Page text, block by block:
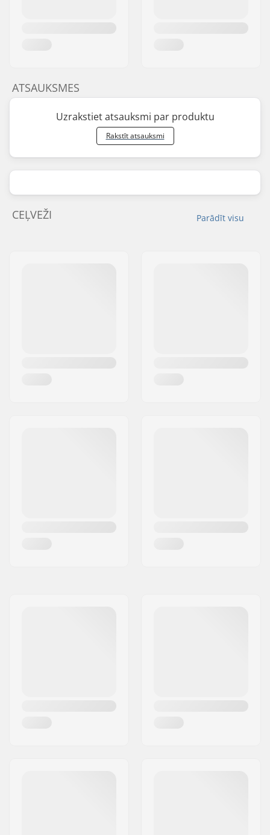
ATSAUKSMES
Uzrakstiet atsauksmi par produktu
Rakstīt atsauksmi
Parādīt visu
CEĻVEŽI